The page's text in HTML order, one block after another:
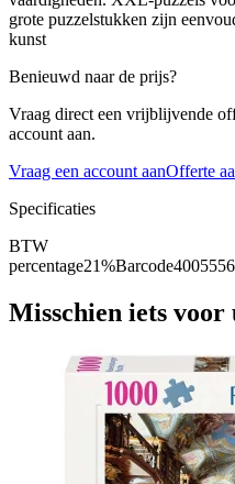
grote puzzelstukken zijn
kunst
Benieuwd naar de prijs?
Vraag direct een vrijblijvende
account aan.
Vraag een account aanOfferte
Specificaties
BTW
percentage21%Barcode
Misschien iets voor